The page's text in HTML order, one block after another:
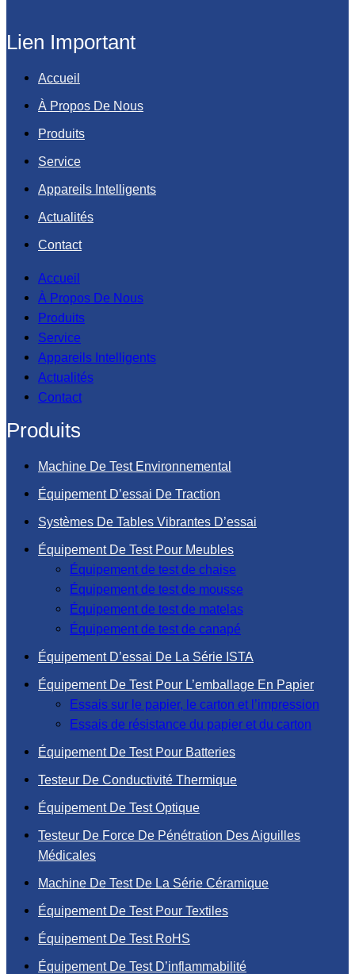
Lien Important
Accueil
À Propos De Nous
Produits
Service
Appareils Intelligents
Actualités
Contact
Accueil
À Propos De Nous
Produits
Service
Appareils Intelligents
Actualités
Contact
Produits
Machine De Test Environnemental
Équipement D’essai De Traction
Systèmes De Tables Vibrantes D’essai
Équipement De Test Pour Meubles
Équipement de test de chaise
Équipement de test de mousse
Équipement de test de matelas
Équipement de test de canapé
Équipement D’essai De La Série ISTA
Équipement De Test Pour L’emballage En Papier
Essais sur le papier, le carton et l’impression
Essais de résistance du papier et du carton
Équipement De Test Pour Batteries
Testeur De Conductivité Thermique
Équipement De Test Optique
Testeur De Force De Pénétration Des Aiguilles
Médicales
Machine De Test De La Série Céramique
Équipement De Test Pour Textiles
Équipement De Test RoHS
Équipement De Test D’inflammabilité